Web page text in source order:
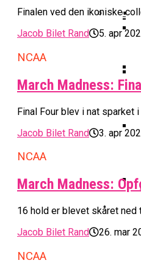
Finalen ved den ikoniske
Jacob Bilet Rand
5. apr
NCAA
March Madness:
Final Four blev i nat sparket
Jacob Bilet Rand
3. apr
NCAA
March Madness:
16 hold er blevet skåret
Jacob Bilet Rand
26. mar
NCAA